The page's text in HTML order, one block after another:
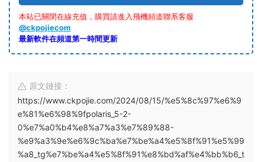
本站已關閉在線充值，購買請進入飛機頻道聯系客服
@ckpojiecom
最新軟件在頻道第一時間更新
原文鏈接：
https://www.ckpojie.com/2024/08/15/%e5%8c%97%e6%9
e%81%e6%98%9fpolaris_5-2-
0%e7%a0%b4%e8%a7%a3%e7%89%88-
%e9%a3%9e%e6%9c%ba%e7%be%a4%e5%8f%91%e5%99
%a8_tg%e7%be%a4%e5%8f%91%e8%bd%af%e4%bb%b6_t